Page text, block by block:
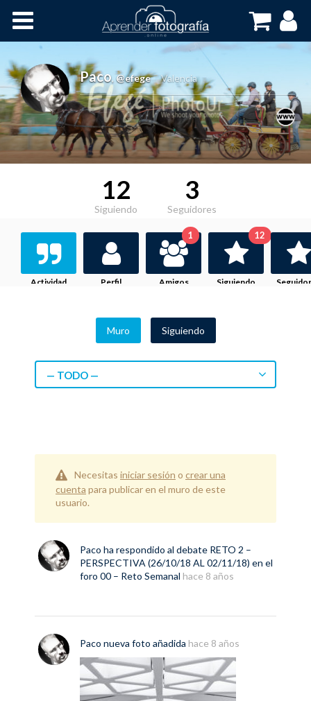
Cursos OnLine
Paco, @efege Valencia
12
Siguiendo
3
Seguidores
Actividad Perfil Amigos
1
Siguiendo
12
Muro Siguiendo
— TODO —
Necesitas iniciar sesión o crear una
cuenta para publicar en el muro de este
usuario.
Paco ha respondido al debate RETO 2 –
PERSPECTIVA (26/10/18 AL 02/11/18) en el
foro 00 – Reto Semanal hace 8 años
Paco nueva foto añadida hace 8 años